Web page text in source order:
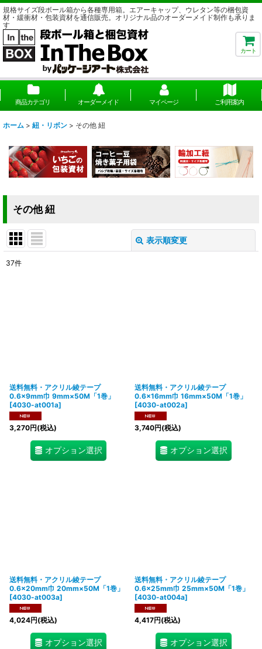
規格サイズ段ボール箱から各種専用箱。エアーキャップ、ウレタン等の梱包資
材・緩衝材・包装資材を通信販売。オリジナル品のオーダーメイド制作も承りま
す
カート
商品カテゴリ オーダーメイド マイページ ご利用案内
ホーム > 紐・リボン > その他 紐
その他 紐
表示順変更
37件
送料無料・アクリル綾テープ
0.6×9mm巾 9mm×50M「1巻」
[4030-at001a]
3,270円(税込)
オプション選択
送料無料・アクリル綾テープ
0.6×16mm巾 16mm×50M「1巻」
[4030-at002a]
3,740円(税込)
オプション選択
送料無料・アクリル綾テープ
0.6×20mm巾 20mm×50M「1巻」
[4030-at003a]
4,024円(税込)
オプション選択
送料無料・アクリル綾テープ
0.6×25mm巾 25mm×50M「1巻」
[4030-at004a]
4,417円(税込)
オプション選択